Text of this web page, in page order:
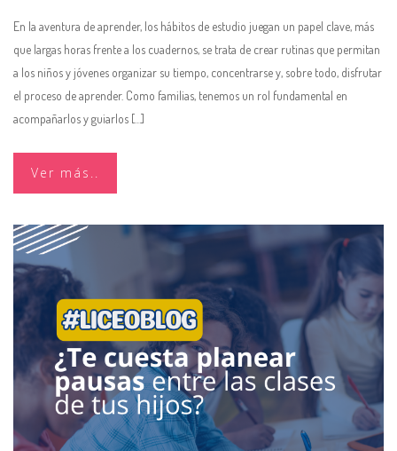
En la aventura de aprender, los hábitos de estudio juegan un papel clave, más
que largas horas frente a los cuadernos, se trata de crear rutinas que permitan
a los niños y jóvenes organizar su tiempo, concentrarse y, sobre todo, disfrutar
el proceso de aprender. Como familias, tenemos un rol fundamental en
acompañarlos y guiarlos […]
Ver más..